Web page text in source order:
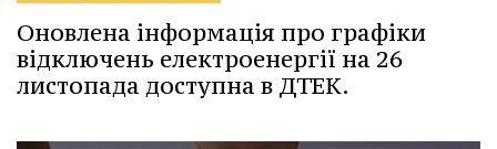
Оновлена інформація про графіки
відключень електроенергії на 26
листопада доступна в ДТЕК.